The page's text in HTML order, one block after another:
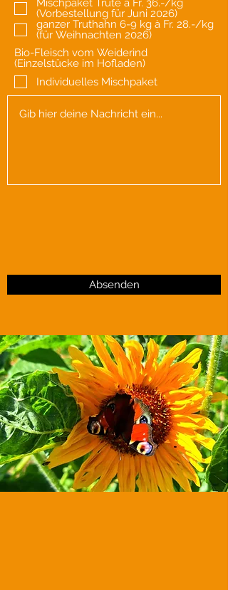
Mischpaket Trute à Fr. 36.-/kg
(Vorbestellung für Juni 2026)
ganzer Truthahn 6-9 kg à Fr. 28.-/kg
(für Weihnachten 2026)
Bio-Fleisch vom Weiderind
(Einzelstücke im Hofladen)
Individuelles Mischpaket
Absenden